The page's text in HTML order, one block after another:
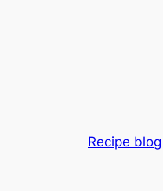
Recipe blog